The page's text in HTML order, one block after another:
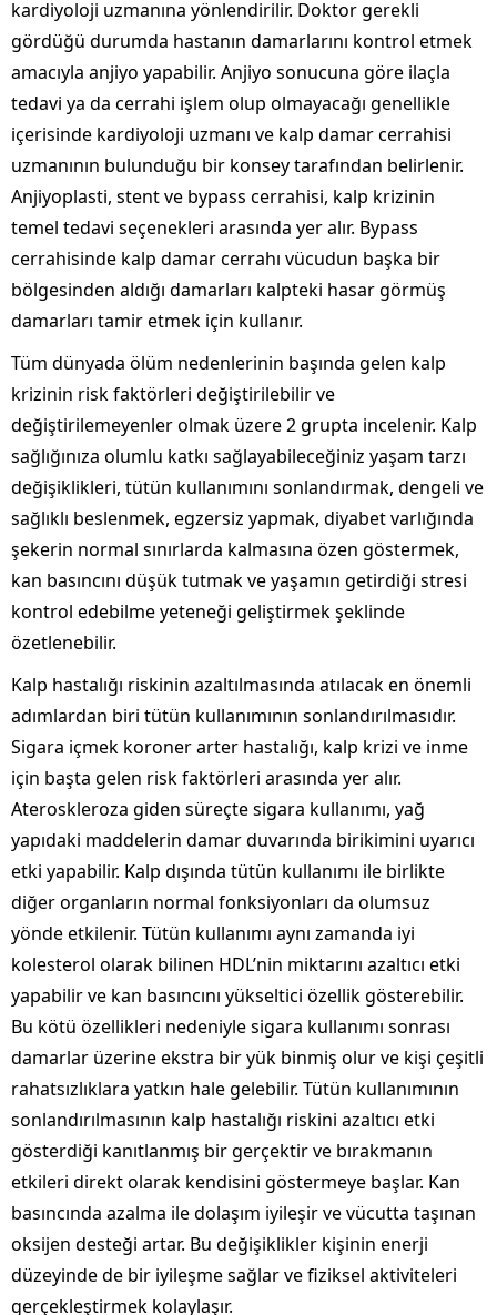
kardiyoloji uzmanına yönlendirilir. Doktor gerekli
gördüğü durumda hastanın damarlarını kontrol etmek
amacıyla anjiyo yapabilir. Anjiyo sonucuna göre ilaçla
tedavi ya da cerrahi işlem olup olmayacağı genellikle
içerisinde kardiyoloji uzmanı ve kalp damar cerrahisi
uzmanının bulunduğu bir konsey tarafından belirlenir.
Anjiyoplasti, stent ve bypass cerrahisi, kalp krizinin
temel tedavi seçenekleri arasında yer alır. Bypass
cerrahisinde kalp damar cerrahı vücudun başka bir
bölgesinden aldığı damarları kalpteki hasar görmüş
damarları tamir etmek için kullanır.
Tüm dünyada ölüm nedenlerinin başında gelen kalp
krizinin risk faktörleri değiştirilebilir ve
değiştirilemeyenler olmak üzere 2 grupta incelenir. Kalp
sağlığınıza olumlu katkı sağlayabileceğiniz yaşam tarzı
değişiklikleri, tütün kullanımını sonlandırmak, dengeli ve
sağlıklı beslenmek, egzersiz yapmak, diyabet varlığında
şekerin normal sınırlarda kalmasına özen göstermek,
kan basıncını düşük tutmak ve yaşamın getirdiği stresi
kontrol edebilme yeteneği geliştirmek şeklinde
özetlenebilir.
Kalp hastalığı riskinin azaltılmasında atılacak en önemli
adımlardan biri tütün kullanımının sonlandırılmasıdır.
Sigara içmek koroner arter hastalığı, kalp krizi ve inme
için başta gelen risk faktörleri arasında yer alır.
Ateroskleroza giden süreçte sigara kullanımı, yağ
yapıdaki maddelerin damar duvarında birikimini uyarıcı
etki yapabilir. Kalp dışında tütün kullanımı ile birlikte
diğer organların normal fonksiyonları da olumsuz
yönde etkilenir. Tütün kullanımı aynı zamanda iyi
kolesterol olarak bilinen HDL’nin miktarını azaltıcı etki
yapabilir ve kan basıncını yükseltici özellik gösterebilir.
Bu kötü özellikleri nedeniyle sigara kullanımı sonrası
damarlar üzerine ekstra bir yük binmiş olur ve kişi çeşitli
rahatsızlıklara yatkın hale gelebilir. Tütün kullanımının
sonlandırılmasının kalp hastalığı riskini azaltıcı etki
gösterdiği kanıtlanmış bir gerçektir ve bırakmanın
etkileri direkt olarak kendisini göstermeye başlar. Kan
basıncında azalma ile dolaşım iyileşir ve vücutta taşınan
oksijen desteği artar. Bu değişiklikler kişinin enerji
düzeyinde de bir iyileşme sağlar ve fiziksel aktiviteleri
gerçekleştirmek kolaylaşır.